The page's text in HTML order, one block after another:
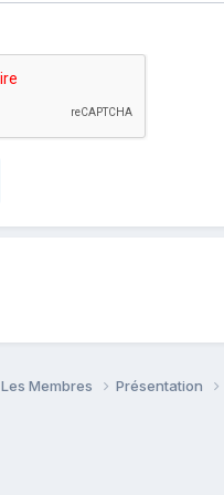
Les Membres Présentation